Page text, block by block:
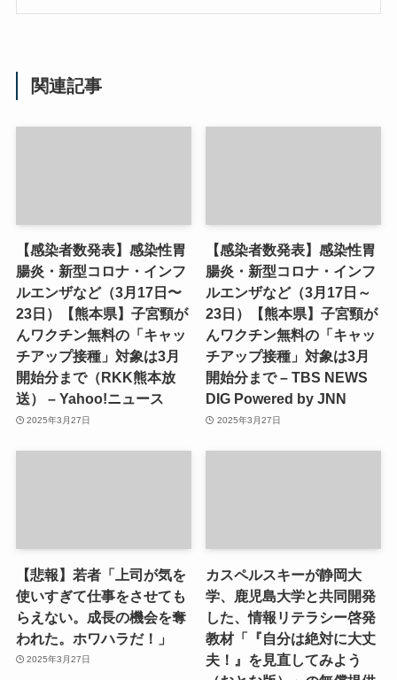
関連記事
【感染者数発表】感染性胃
腸炎・新型コロナ・インフ
ルエンザなど（3月17日〜
23日）【熊本県】子宮頸が
んワクチン無料の「キャッ
チアップ接種」対象は3月
開始分まで（RKK熊本放
送） – Yahoo!ニュース
2025年3月27日
【感染者数発表】感染性胃
腸炎・新型コロナ・インフ
ルエンザなど（3月17日～
23日）【熊本県】子宮頸が
んワクチン無料の「キャッ
チアップ接種」対象は3月
開始分まで – TBS NEWS
DIG Powered by JNN
2025年3月27日
【悲報】若者「上司が気を
使いすぎて仕事をさせても
らえない。成長の機会を奪
われた。ホワハラだ！」
2025年3月27日
カスペルスキーが静岡大
学、鹿児島大学と共同開発
した、情報リテラシー啓発
教材「『自分は絶対に大丈
夫！』を見直してみよう